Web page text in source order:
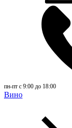
пн-пт с 9:00 до 18:00
Вино